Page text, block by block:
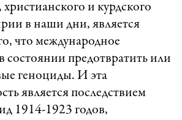
и курдского
в наши дни, является
что международное
состоянии предотвратить или
геноциды. И эта
является последствием
1914-1923 годов,